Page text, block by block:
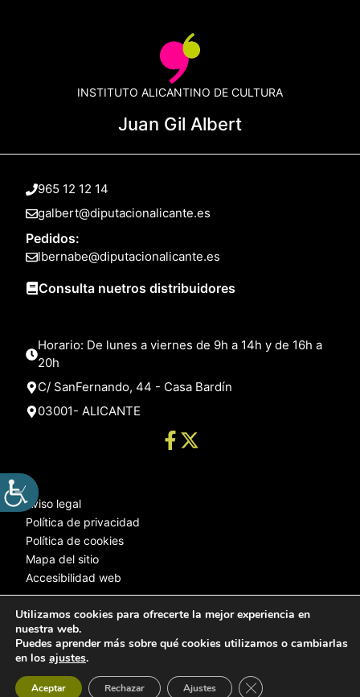
INSTITUTO ALICANTINO DE CULTURA
Juan Gil Albert
965 12 12 14
galbert@diputacionalicante.es
Pedidos:
lbernabe@diputacionalicante.es
Consulta nuetros distribuidores
Horario: De lunes a viernes de 9h a 14h y de 16h a
20h
C/ SanFernando, 44 - Casa Bardín
03001- ALICANTE
Aviso legal
Política de privacidad
Política de cookies
Mapa del sitio
Accesibilidad web
© 2025 Web desarrollada por el Servicio de Informática de Diputación
Utilizamos cookies para ofrecerte la mejor experiencia en
nuestra web.
Puedes aprender más sobre qué cookies utilizamos o cambiarlas
en los ajustes.
Aceptar Rechazar Ajustes Cerrar el banner de